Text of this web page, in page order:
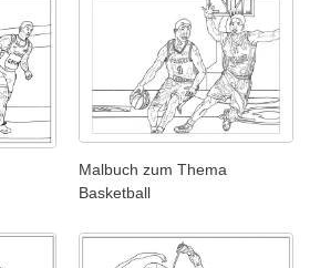
Malbuch zum Thema
Basketball